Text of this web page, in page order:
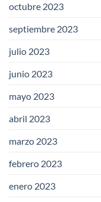
octubre 2023
septiembre 2023
julio 2023
junio 2023
mayo 2023
abril 2023
marzo 2023
febrero 2023
enero 2023